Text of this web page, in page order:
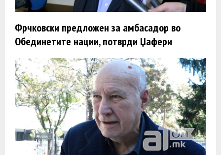
Фрчковски предложен за амбасадор во
Обединетите нации, потврди Џафери